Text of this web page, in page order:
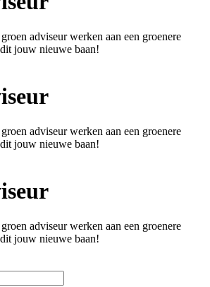
adviseur werken aan een groenere
jouw nieuwe baan!
adviseur werken aan een groenere
jouw nieuwe baan!
adviseur werken aan een groenere
jouw nieuwe baan!